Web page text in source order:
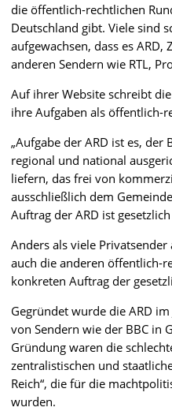
die öffentlich-rechtlichen
Deutschland gibt. Viele sind
aufgewachsen, dass es ARD,
anderen Sendern wie RTL,
Auf ihrer Website schreibt
ihre Aufgaben als öffentlich-
„Aufgabe der ARD ist es,
regional und national
liefern, das frei von
ausschließlich dem
Auftrag der ARD ist gesetzlich
Anders als viele
auch die anderen öffentlich-
konkreten Auftrag der
Gegründet wurde die ARD
von Sendern wie der BBC in
Gründung waren die
zentralistischen und
Reich“, die für die
wurden.